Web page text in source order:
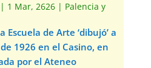
| 1 Mar, 2626| Palencia y
de Arte ‘dibujó’ a
1926 en el Casino, en
por el Ateneo